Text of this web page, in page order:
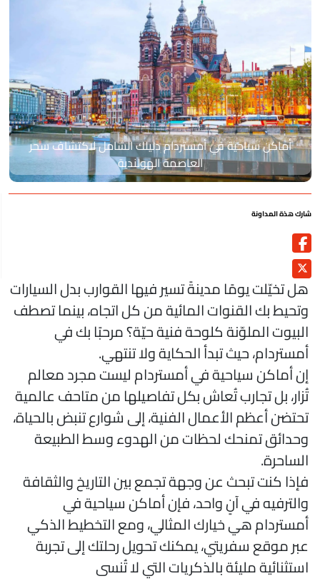
أماكن سياحية في أمستردام دليلك الشامل لاكتشاف سحر
العاصمة الهولندية
هذة المداونة
تخيّلت يومًا مدينةً تسير فيها القوارب بدل السيارات
بك القنوات المائية من كل اتجاه، بينما تصطف
الملوّنة كلوحة فنية حيّة؟ مرحبًا بك في
حيث تبدأ الحكاية ولا تنتهي.
أماكن سياحية في أمستردام ليست مجرد معالم
بل تجارب تُعاش بكل تفاصيلها من متاحف عالمية
أعظم الأعمال الفنية، إلى شوارع تنبض بالحياة،
تمنحك لحظات من الهدوء وسط الطبيعة
كنت تبحث عن وجهة تجمع بين التاريخ والثقافة
في آنٍ واحد، فإن أماكن سياحية في
هي خيارك المثالي، ومع التخطيط الذكي
موقع سفريتي، يمكنك تحويل رحلتك إلى تجربة
مليئة بالذكريات التي لا تُنسى